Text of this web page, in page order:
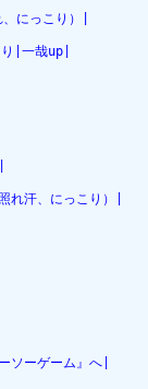
にっこり）|
|一哉up|
れ汗、にっこり）|
ソーゲーム』へ|